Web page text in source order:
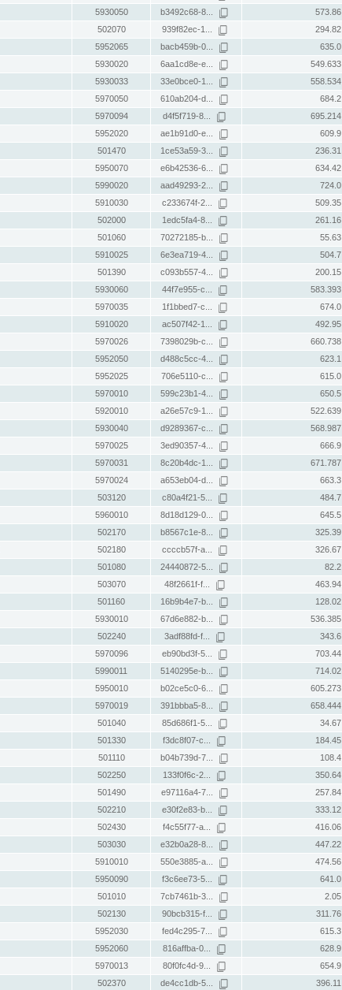
5930050 b3492c68-8... 573.86
502070 939f82ec-1... 294.82
5952065 bacb459b-0... 635.0
5930020 6aa1cd8e-e... 549.633
5930033 33e0bce0-1... 558.534
5970050 610ab204-d... 684.2
5970094 d4f5f719-8... 695.214
5952020 ae1b91d0-e... 609.9
501470 1ce53a59-3... 236.31
5950070 e6b42536-6... 634.42
5990020 aad49293-2... 724.0
5910030 c233674f-2... 509.35
502000 1edc5fa4-8... 261.16
501060 70272185-b... 55.63
5910025 6e3ea719-4... 504.7
501390 c093b557-4... 200.15
5930060 44f7e955-c... 583.393
5970035 1f1bbed7-c... 674.0
5910020 ac507f42-1... 492.95
5970026 7398029b-c... 660.738
5952050 d488c5cc-4... 623.1
5952025 706e5110-c... 615.0
5970010 599c23b1-4... 650.5
5920010 a26e57c9-1... 522.639
5930040 d9289367-c... 568.987
5970025 3ed90357-4... 666.9
5970031 8c20b4dc-1... 671.787
5970024 a653eb04-d... 663.3
503120 c80a4f21-5... 484.7
5960010 8d18d129-0... 645.5
502170 b8567c1e-8... 325.39
502180 ccccb57f-a... 326.67
501080 24440872-5... 82.2
503070 48f2661f-f... 463.94
501160 16b9b4e7-b... 128.02
5930010 67d6e882-b... 536.385
502240 3adf88fd-f... 343.6
5970096 eb90bd3f-5... 703.44
5990011 5140295e-b... 714.02
5950010 b02ce5c0-6... 605.273
5970019 391bbba5-8... 658.444
501040 85d686f1-5... 34.67
501330 f3dc8f07-c... 184.45
501110 b04b739d-7... 108.4
502250 133f0f6c-2... 350.64
501490 e97116a4-7... 257.84
502210 e30f2e83-b... 333.12
502430 f4c55f77-a... 416.06
503030 e32b0a28-8... 447.22
5910010 550e3885-a... 474.56
5950090 f3c6ee73-5... 641.0
501010 7cb7461b-3... 2.05
502130 90bcb315-f... 311.76
5952030 fed4c295-7... 615.3
5952060 816affba-0... 628.9
5970013 80f0fc4d-9... 654.9
502370 de4cc1db-5... 396.11